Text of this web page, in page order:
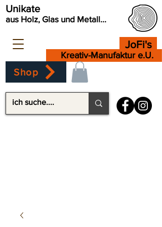
Unikate
aus Holz, Glas und Metall...
JoFi's
Kreativ-Manufaktur e.U.
Shop